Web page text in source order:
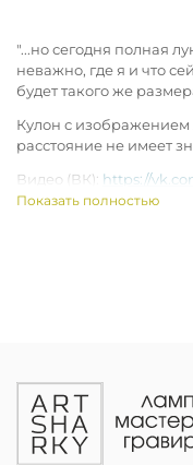
"...но сегодня полная
неважно, где я и что
будет такого же
Кулон с изображением
расстояние не имеет
Видео (ВК): https://
121144039_456239278
Показать полностью